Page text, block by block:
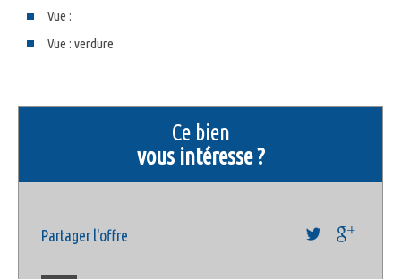
Vue :
Vue : verdure
ce bien
vous intéresse ?
Partager l'offre